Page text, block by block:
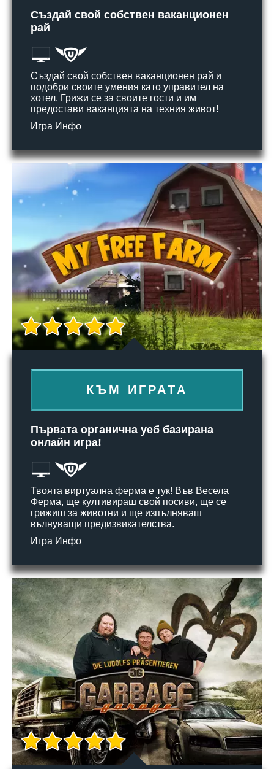
Създай свой собствен ваканционен
рай
Създай свой собствен ваканционен рай и
подобри своите умения като управител на
хотел. Грижи се за своите гости и им
предостави ваканцията на техния живот!
Игра Инфо
КЪМ ИГРАТА
Първата органична уеб базирана
онлайн игра!
Твоята виртуална ферма е тук! Във Весела
Ферма, ще култивираш свой посиви, ще се
грижиш за животни и ще изпълняваш
вълнуващи предизвикателства.
Игра Инфо